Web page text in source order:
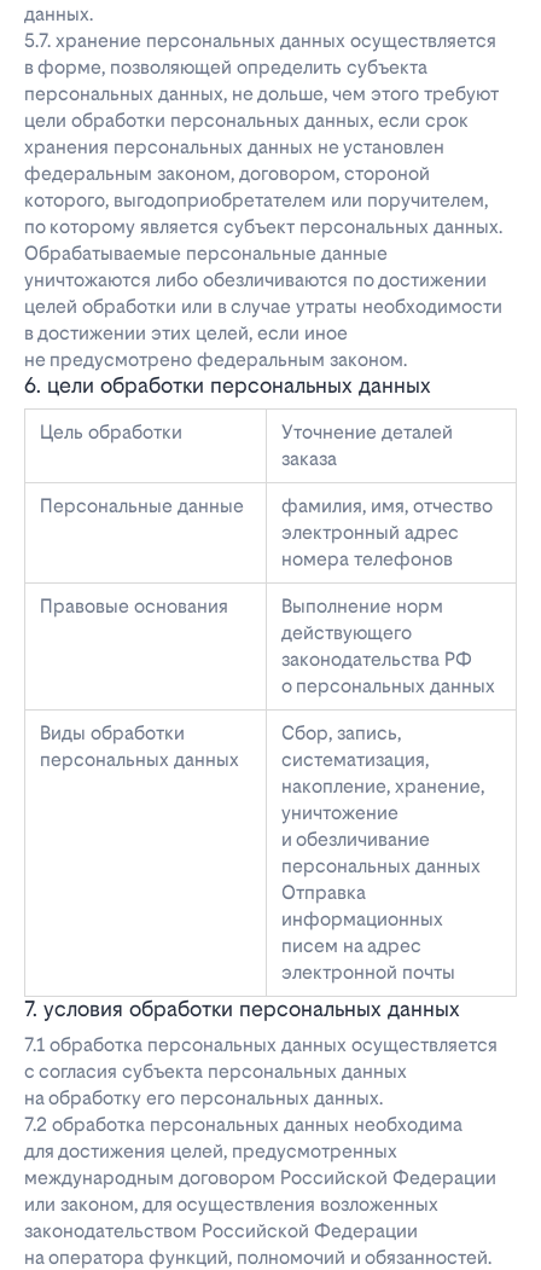
данных.
5.7. хранение персональных данных осуществляется
в форме, позволяющей определить субъекта
персональных данных, не дольше, чем этого требуют
цели обработки персональных данных, если срок
хранения персональных данных не установлен
федеральным законом, договором, стороной
которого, выгодоприобретателем или поручителем,
по которому является субъект персональных данных.
Обрабатываемые персональные данные
уничтожаются либо обезличиваются по достижении
целей обработки или в случае утраты необходимости
в достижении этих целей, если иное
не предусмотрено федеральным законом.
6. цели обработки персональных данных
Цель обработки
Уточнение деталей
заказа
Персональные данные
фамилия, имя, отчество
электронный адрес
номера телефонов
Правовые основания
Выполнение норм
действующего
законодательства РФ
о персональных данных
Виды обработки
персональных данных
Сбор, запись,
систематизация,
накопление, хранение,
уничтожение
и обезличивание
персональных данных
Отправка
информационных
писем на адрес
электронной почты
7. условия обработки персональных данных
7.1 обработка персональных данных осуществляется
с согласия субъекта персональных данных
на обработку его персональных данных.
7.2 обработка персональных данных необходима
для достижения целей, предусмотренных
международным договором Российской Федерации
или законом, для осуществления возложенных
законодательством Российской Федерации
на оператора функций, полномочий и обязанностей.